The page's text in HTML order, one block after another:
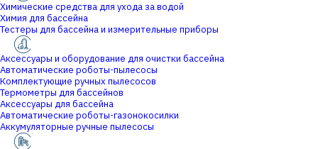
Химические средства для ухода за водой
Химия для бассейна
Тестеры для бассейна и измерительные приборы
Аксессуары и оборудование для очистки бассейна
Автоматические роботы-пылесосы
Комплектующие ручных пылесосов
Термометры для бассейнов
Аксессуары для бассейна
Автоматические роботы-газонокосилки
Аккумуляторные ручные пылесосы